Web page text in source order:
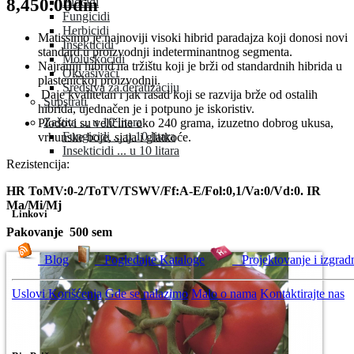
Fungicidi
Herbicidi
Insekticidi
Moluskocidi
Okvašivači
Sredstva za deratizaciju
Supstrati
Zaštita ... u 10 litara
Fungicidi ... u 10 litara
Insekticidi ... u 10 litara
Linkovi
Blog Pogledajte Kataloge Projektovanje i
Uslovi Korišćenja Gde se nalazimo Malo o nama Kontaktirajte nas
8,450.00din
Matissimo je najnoviji visoki hibrid paradajza koji donosi novi
standard u proizvodnji indeterminantnog segmenta.
Najraniji hibrid na tržištu koji je brži od standardnih hibrida u
plasteničkoj proizvodnji.
Daje kvalitetan i jak rasad koji se razvija brže od ostalih
hibrida, ujednačen je i potpuno je iskoristiv.
Plodovi su veličine oko 240 grama, izuzetno dobrog ukusa,
vrhunske boje, sjaja i glatkoće.
Rezistencija:
HR ToMV:0-2/ToTV/TSWV/Ff:A-E/Fol:0,1/Va:0/Vd:0. IR
Ma/Mi/Mj
Pakovanje 500 sem